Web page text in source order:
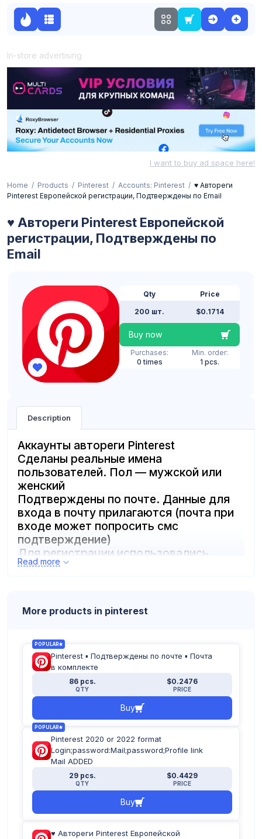
In-store advertising
I want to buy ad space here!
Home Products Pinterest Accounts: Pinterest
♥ Автореги
Pinterest Европейской регистрации, Подтверждены по Email
♥ Автореги Pinterest Европейской
регистрации, Подтверждены по
Email
Qty
200 шт.
Price
$0.1714
Buy now
Purchases:
0 times
Min. order:
1 pcs.
Description
Аккаунты автореги Pinterest
Сделаны реальные имена
пользователей. Пол — мужской или
женский
Подтверждены по почте. Данные для
входа в почту прилагаются (почта при
входе может попросить смс
подтверждение)
Для регистрации использовались
частные прокси Европы
Формат аккаунта: login:password:mail:
Read more
More products in pinterest
POPULAR
Pinterest ▪︎ Подтверждены по почте ▪︎ Почта
в комплекте
86 pcs.
QTY
$0.2476
PRICE
Buy
POPULAR
Pinterest 2020 or 2022 format
Login;password:Mail;password;Profile link
Mail ADDED
29 pcs.
QTY
$0.4429
PRICE
Buy
♥ Автореги Pinterest Европейской